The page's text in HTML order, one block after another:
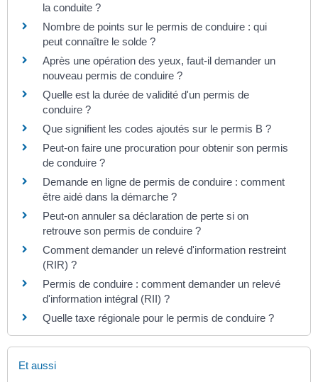
la conduite ?
Nombre de points sur le permis de conduire : qui
peut connaître le solde ?
Après une opération des yeux, faut-il demander un
nouveau permis de conduire ?
Quelle est la durée de validité d'un permis de
conduire ?
Que signifient les codes ajoutés sur le permis B ?
Peut-on faire une procuration pour obtenir son permis
de conduire ?
Demande en ligne de permis de conduire : comment
être aidé dans la démarche ?
Peut-on annuler sa déclaration de perte si on
retrouve son permis de conduire ?
Comment demander un relevé d'information restreint
(RIR) ?
Permis de conduire : comment demander un relevé
d'information intégral (RII) ?
Quelle taxe régionale pour le permis de conduire ?
Et aussi